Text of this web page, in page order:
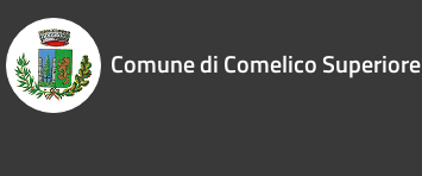
Comune di Comelico Superiore